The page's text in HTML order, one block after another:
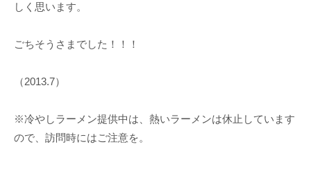
しく思います。
ごちそうさまでした！！！
（2013.7）
※冷やしラーメン提供中は、熱いラーメンは休止しています
ので、訪問時にはご注意を。